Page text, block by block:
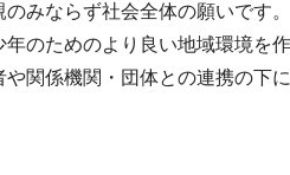
みならず社会全体の願いです。
のためのより良い地域環境を
関係機関・団体との連携の下